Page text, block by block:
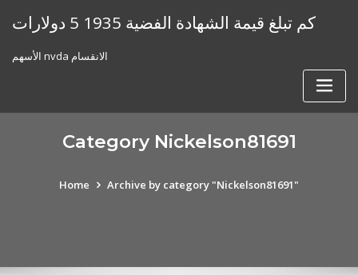
كم تبلغ قيمة الشهادة الفضية 1935 5 دولارات
الأسهم nvda الانقسام
Category Nickelson81691
Home Archive by category "Nickelson81691"